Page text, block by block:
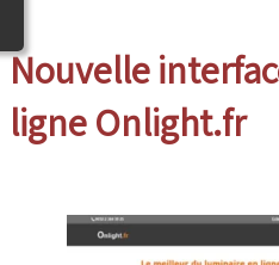
Nouvelle
ligne Onlight.fr